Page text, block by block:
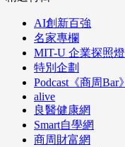
AI創新百強
名家專欄
MIT-U 企業探照燈
特別企劃
Podcast《商周Bar》
alive
良醫健康網
Smart自學網
商周財富網